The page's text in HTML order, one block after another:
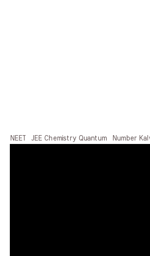
NEET JEE Chemistry Quantum Number